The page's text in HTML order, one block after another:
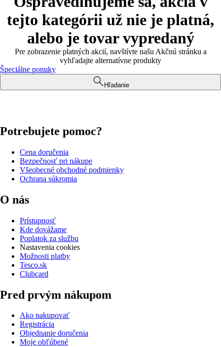
tejto kategórii už nie je platná,
alebo je tovar vypredaný
Pre zobrazenie platných akcií, navštívte našu Akčnú stránku a
vyhľadajte alternatívne produkty
Špeciálne ponuky
Hľadanie
Potrebujete pomoc?
Cena doručenia
Bezpečnosť pri nákupe
Všeobecné obchodné podmienky
Ochrana súkromia
O nás
Prístupnosť
Kde dovážame
Poplatok za službu
Nastavenia cookies
Možnosti platby
Tesco.sk
Clubcard
Pred prvým nákupom
Ako nakupovať
Registrácia
Objednanie doručenia
Moje obľúbené